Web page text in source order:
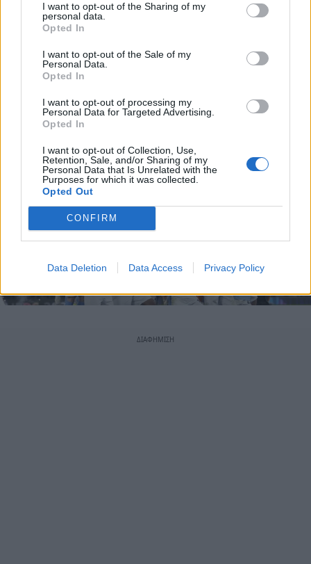
I want to opt-out of the Sharing of my
personal data.
Opted In
I want to opt-out of the Sale of my
Personal Data.
Opted In
I want to opt-out of processing my
Personal Data for Targeted Advertising.
Opted In
I want to opt-out of Collection, Use,
Retention, Sale, and/or Sharing of my
Personal Data that Is Unrelated with the
Purposes for which it was collected.
Opted Out
CONFIRM
Data Deletion Data Access Privacy Policy